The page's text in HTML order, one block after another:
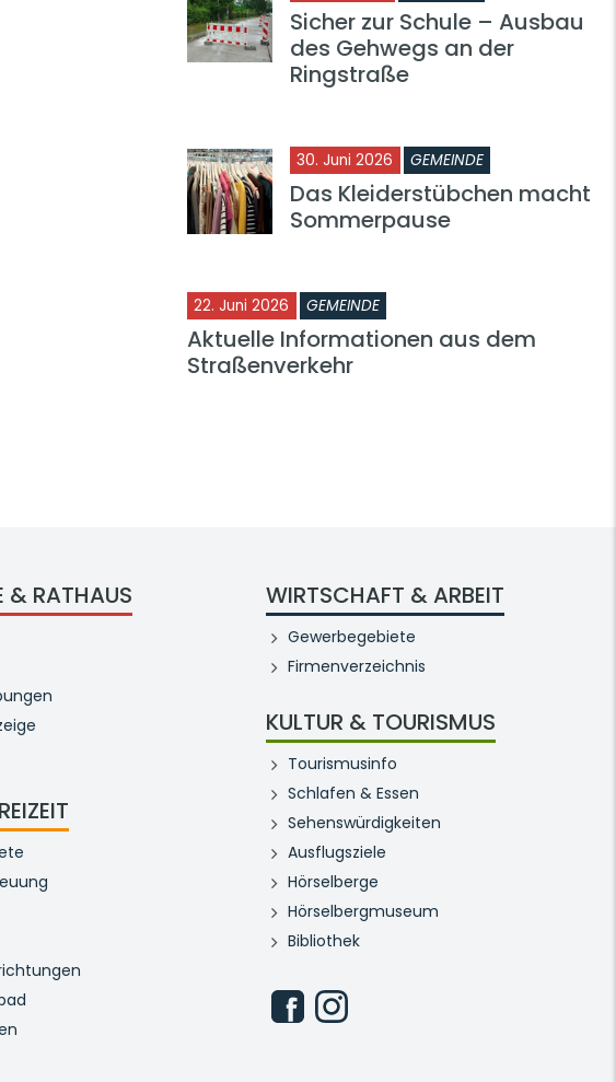
Sicher zur Schule – Ausbau
des Gehwegs an der
Ringstraße
30. Juni 2026 GEMEINDE
Das Kleiderstübchen macht
Sommerpause
22. Juni 2026 GEMEINDE
Aktuelle Informationen aus dem
Straßenverkehr
& RATHAUS WIRTSCHAFT & ARBEIT
Gewerbegebiete
Firmenverzeichnis
KULTUR & TOURISMUS
Tourismusinfo
Schlafen & Essen
Sehenswürdigkeiten
Ausflugsziele
Hörselberge
Hörselbergmuseum
Bibliothek